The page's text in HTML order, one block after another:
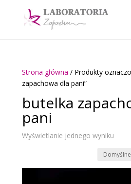
Strona główna / Produkty
zapachowa dla pani”
butelka
pani
Wyświetlanie jednego wyniku